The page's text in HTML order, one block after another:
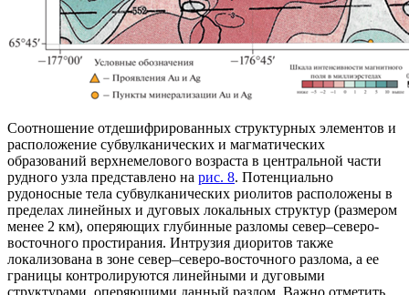
Соотношение отдешифрированных структурных элементов и
расположение субвулканических и магматических
образований верхнемелового возраста в центральной части
рудного узла представлено на рис. 8. Потенциально
рудоносные тела субвулканических риолитов расположены в
пределах линейных и дуговых локальных структур (размером
менее 2 км), оперяющих глубинные разломы север–северо-
восточного простирания. Интрузия диоритов также
локализована в зоне север–северо-восточного разлома, а ее
границы контролируются линейными и дуговыми
структурами, оперяющими данный разлом. Важно отметить,